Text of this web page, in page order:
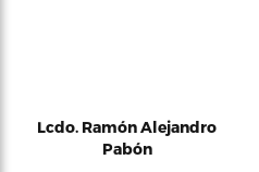
Lcdo. Ramón Alejandro
Pabón